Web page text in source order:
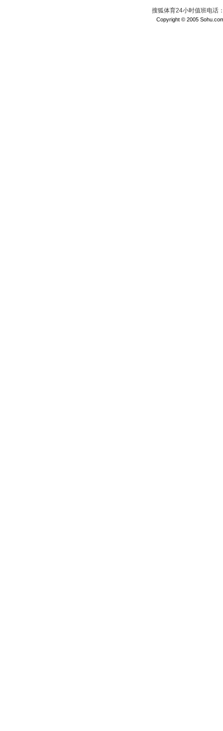
搜狐体育24小时值班电话
Copyright © 2005